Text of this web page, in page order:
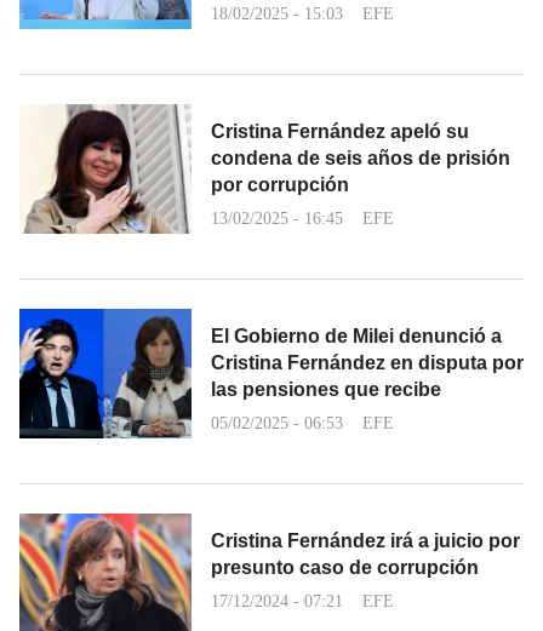
18/02/2025 - 15:03 EFE
Cristina Fernández apeló su
condena de seis años de prisión
por corrupción
13/02/2025 - 16:45 EFE
El Gobierno de Milei denunció a
Cristina Fernández en disputa por
las pensiones que recibe
05/02/2025 - 06:53 EFE
Cristina Fernández irá a juicio por
presunto caso de corrupción
17/12/2024 - 07:21 EFE